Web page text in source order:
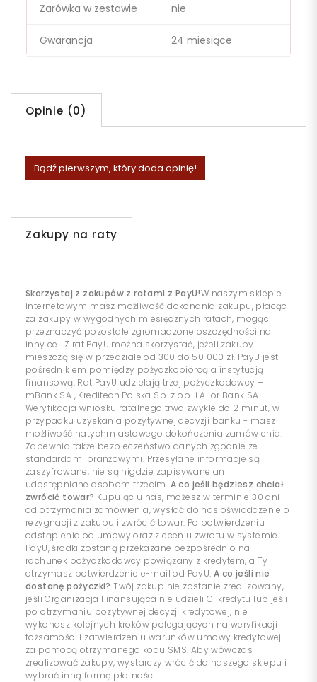
Żarówka w zestawie nie
Gwarancja 24 miesiące
Opinie (0)
Bądź pierwszym, który doda opinię!
Zakupy na raty
Skorzystaj z zakupów z ratami z PayU!W naszym sklepie
internetowym masz możliwość dokonania zakupu, płacąc
za zakupy w wygodnych miesięcznych ratach, mogąc
przeznaczyć pozostałe zgromadzone oszczędności na
inny cel. Z rat PayU można skorzystać, jeżeli zakupy
mieszczą się w przedziale od 300 do 50 000 zł. PayU jest
pośrednikiem pomiędzy pożyczkobiorcą a instytucją
finansową. Rat PayU udzielają trzej pożyczkodawcy –
mBank SA , Kreditech Polska Sp. z o.o. i Alior Bank SA.
Weryfikacja wniosku ratalnego trwa zwykle do 2 minut, w
przypadku uzyskania pozytywnej decyzji banku - masz
możliwość natychmiastowego dokończenia zamówienia.
Zapewnia także bezpieczeństwo danych zgodnie ze
standardami branżowymi. Przesyłane informacje są
zaszyfrowane, nie są nigdzie zapisywane ani
udostępniane osobom trzecim. A co jeśli będziesz chciał
zwrócić towar? Kupując u nas, możesz w terminie 30 dni
od otrzymania zamówienia, wysłać do nas oświadczenie o
rezygnacji z zakupu i zwrócić towar. Po potwierdzeniu
odstąpienia od umowy oraz zleceniu zwrotu w systemie
PayU, środki zostaną przekazane bezpośrednio na
rachunek pożyczkodawcy powiązany z kredytem, a Ty
otrzymasz potwierdzenie e-mail od PayU. A co jeśli nie
dostanę pożyczki? Twój zakup nie zostanie zrealizowany,
jeśli Organizacja Finansująca nie udzieli Ci kredytu lub jeśli
po otrzymaniu pozytywnej decyzji kredytowej, nie
wykonasz kolejnych kroków polegających na weryfikacji
tożsamości i zatwierdzeniu warunków umowy kredytowej
za pomocą otrzymanego kodu SMS. Aby wówczas
zrealizować zakupy, wystarczy wrócić do naszego sklepu i
wybrać inną formę płatności.